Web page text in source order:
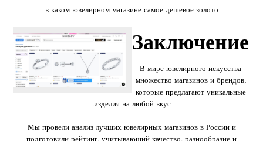
в каком ювелирном магазине самое дешевое золото
Заключение
В мире ювелирного искусства
множество магазинов и брендов,
которые предлагают уникальные
изделия на любой вкус.
Мы провели анализ лучших ювелирных магазинов в России и
подготовили рейтинг, учитывающий качество, разнообразие и